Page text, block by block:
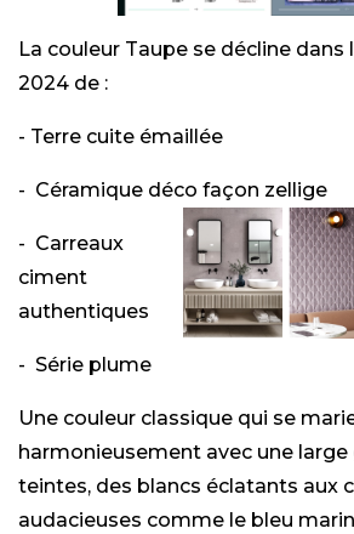
La couleur Taupe se décline dans
2024 de :
- Terre cuite émaillée
- Céramique déco façon zellige
- Carreaux
ciment
authentiques
- Série plume
Une couleur classique qui se
harmonieusement avec une
teintes, des blancs éclatants aux
audacieuses comme le bleu